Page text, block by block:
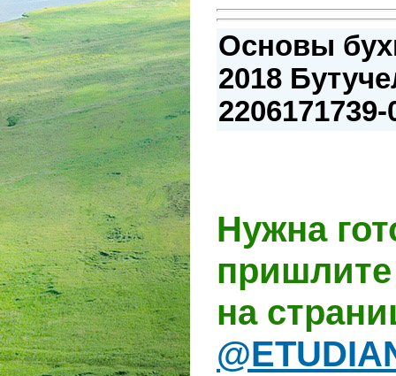
Основы
2018
2206171739-
Нужна
на